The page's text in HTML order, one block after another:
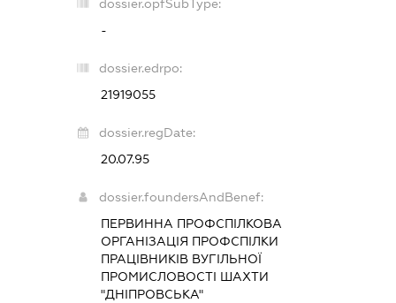
dossier.opfSubType:
-
dossier.edrpo:
21919055
dossier.regDate:
20.07.95
dossier.foundersAndBenef:
ПЕРВИННА ПРОФСПІЛКОВА
ОРГАНІЗАЦІЯ ПРОФСПІЛКИ
ПРАЦІВНИКІВ ВУГІЛЬНОЇ
ПРОМИСЛОВОСТІ ШАХТИ
"ДНІПРОВСЬКА"